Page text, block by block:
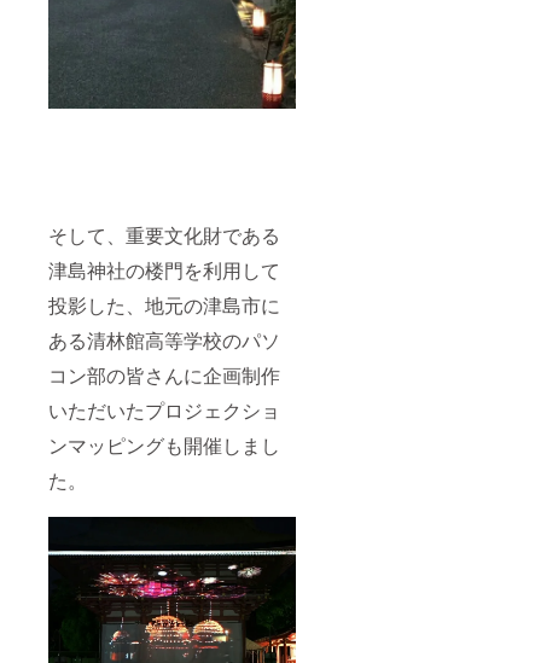
そして、重要文化財である
津島神社の楼門を利用して
投影した、地元の津島市に
ある清林館高等学校のパソ
コン部の皆さんに企画制作
いただいたプロジェクショ
ンマッピングも開催しまし
た。